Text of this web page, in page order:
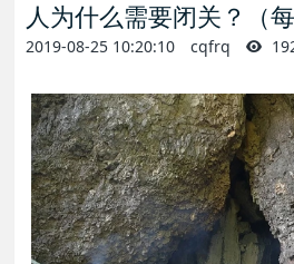
人为什么需要闭关？（
2019-08-25 10:20:10 cqfrq